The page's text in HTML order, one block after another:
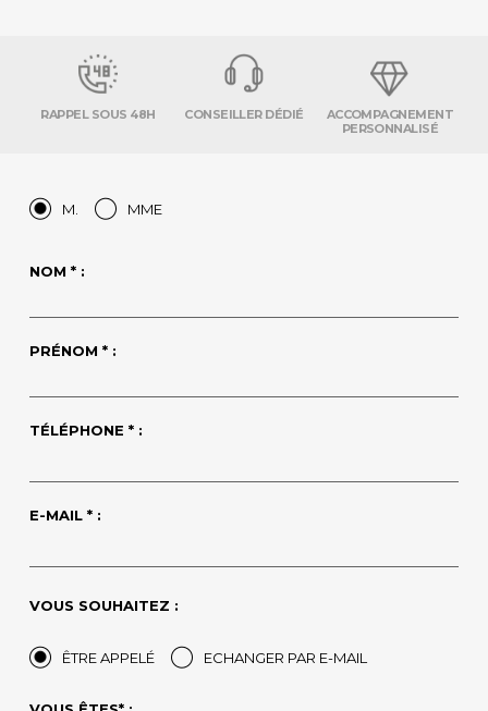
RAPPEL SOUS 48H CONSEILLER DÉDIÉ
ACCOMPAGNEMENT
PERSONNALISÉ
M. MME
NOM * :
PRÉNOM * :
TÉLÉPHONE * :
E-MAIL * :
VOUS SOUHAITEZ :
ÊTRE APPELÉ ECHANGER PAR E-MAIL